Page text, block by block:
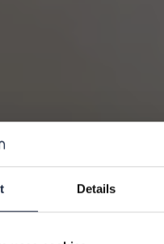
Details
10% PÅ DITT
på ditt köp när du